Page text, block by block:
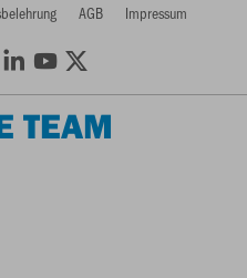
AGB Impressum
TEAM